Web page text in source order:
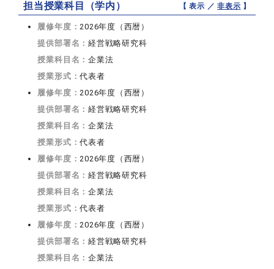
担当授業科目（学内） 【 表示 ／非表示 】
履修年度：2026年度（西暦）
提供部署名：経営戦略研究科
授業科目名：企業法
授業形式：代表者
履修年度：2026年度（西暦）
提供部署名：経営戦略研究科
授業科目名：企業法
授業形式：代表者
履修年度：2026年度（西暦）
提供部署名：経営戦略研究科
授業科目名：企業法
授業形式：代表者
履修年度：2026年度（西暦）
提供部署名：経営戦略研究科
授業科目名：企業法